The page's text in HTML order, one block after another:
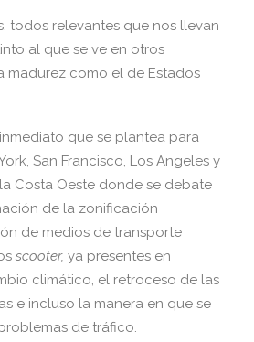
todos relevantes que nos llevan
al que se ve en otros
madurez como el de Estados
que se plantea para
San Francisco, Los Angeles y
Costa Oeste donde se debate
de la zonificación
de medios de transporte
scooter, ya presentes en
climático, el retroceso de las
e incluso la manera en que se
de tráfico.